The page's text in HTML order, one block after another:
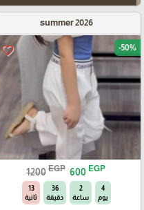
summer 2026
favorite_border -50%
1200 EGP 600 EGP
4
يوم
2
ساعة
36
دقيقة
10
ثانية